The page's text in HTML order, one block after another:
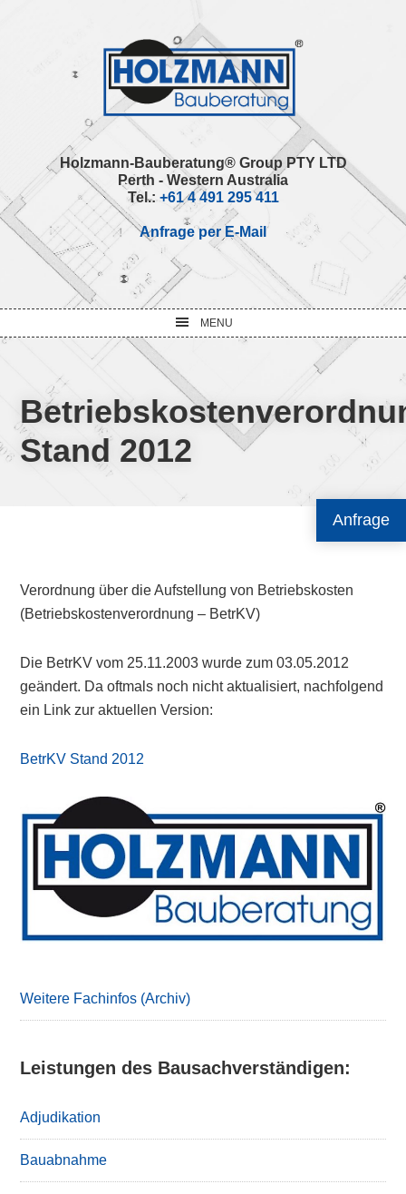
Anfrage
Holzmann-Bauberatung® Group PTY LTD
Perth - Western Australia
Tel.: +61 4 491 295 411
Anfrage per E-Mail
MENU
Stand 2012
Verordnung über die Aufstellung von Betriebskosten
(Betriebskostenverordnung – BetrKV)
Die BetrKV vom 25.11.2003 wurde zum 03.05.2012
geändert. Da oftmals noch nicht aktualisiert, nachfolgend
ein Link zur aktuellen Version:
BetrKV Stand 2012
Primary
Sidebar
Weitere Fachinfos (Archiv)
Leistungen des Bausachverständigen:
Adjudikation
Bauabnahme